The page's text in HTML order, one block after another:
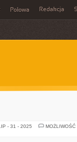
Połowa Redakcja
- 31 - 2025 MOŻLIWOŚĆ